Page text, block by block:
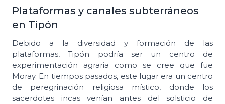
Plataformas y canales subterráneos
en Tipón
Debido a la diversidad y formación de las
plataformas, Tipón podría ser un centro de
experimentación agraria como se cree que fue
Moray. En tiempos pasados, este lugar era un centro
de peregrinación religiosa místico, donde los
sacerdotes incas venían antes del solsticio de